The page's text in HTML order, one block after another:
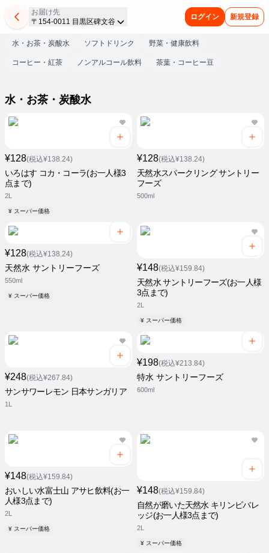
お届け先
〒154-0011 目黒区碑文谷
ログイン 新規登録
水・お茶・炭酸水 ソフトドリンク 野菜・健康飲料
コーヒー・紅茶 ノンアルコール飲料 茶葉・コーヒー豆
水・お茶・炭酸水
¥128(税込¥138.24)
いろはす コカ・コーラ(お一人様3
点まで)
2L
¥ スーパー価格
¥128(税込¥138.24)
天然水スパークリング サントリー
フーズ
500ml
¥128(税込¥138.24)
天然水 サントリーフーズ
550ml
¥ スーパー価格
¥148(税込¥159.84)
天然水 サントリーフーズ(お一人様
3点まで)
2L
¥ スーパー価格
¥248(税込¥267.84)
サンサワーレモン 日本サンガリア
1L
¥198(税込¥213.84)
特水 サントリーフーズ
600ml
¥148(税込¥159.84)
おいしい水富士山 アサヒ飲料(お一
人様3点まで)
2L
¥ スーパー価格
¥148(税込¥159.84)
自然が磨いた天然水 キリンビバレ
ッジ(お一人様3点まで)
2L
¥ スーパー価格